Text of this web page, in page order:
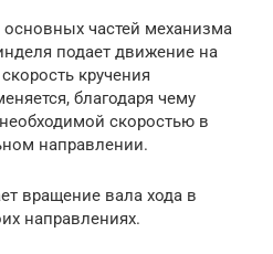
частей механизма
подает движение на
кручения
благодаря чему
скоростью в
направлении.
вращение вала хода в
направлениях.